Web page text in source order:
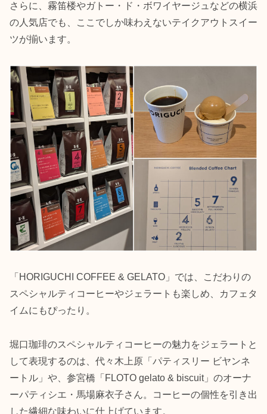
さらに、霧笛楼やガトー・ド・ボワイヤージュなどの横浜
の人気店でも、ここでしか味わえないテイクアウトスイー
ツが揃います。
「HORIGUCHI COFFEE & GELATO」では、こだわりの
スペシャルティコーヒーやジェラートも楽しめ、カフェタ
イムにもぴったり。
堀口珈琲のスペシャルティコーヒーの魅力をジェラートと
して表現するのは、代々木上原「パティスリー ビヤンネ
ートル」や、参宮橋「FLOTO gelato & biscuit」のオーナ
ーパティシエ・馬場麻衣子さん。コーヒーの個性を引き出
した繊細な味わいに仕上げています。